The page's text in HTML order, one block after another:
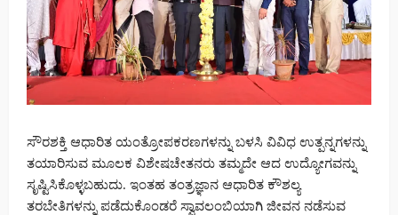
ಸೌರಶಕ್ತಿ ಆಧಾರಿತ ಯಂತ್ರೋಪಕರಣಗಳನ್ನು ಬಳಸಿ ವಿವಿಧ ಉತ್ಪನ್ನಗಳನ್ನು
ತಯಾರಿಸುವ ಮೂಲಕ ವಿಶೇಷಚೇತನರು ತಮ್ಮದೇ ಆದ ಉದ್ಯೋಗವನ್ನು
ಸೃಷ್ಟಿಸಿಕೊಳ್ಳಬಹುದು. ಇಂತಹ ತಂತ್ರಜ್ಞಾನ ಆಧಾರಿತ ಕೌಶಲ್ಯ
ತರಬೇತಿಗಳನ್ನು ಪಡೆದುಕೊಂಡರೆ ಸ್ವಾವಲಂಬಿಯಾಗಿ ಜೀವನ ನಡೆಸುವ